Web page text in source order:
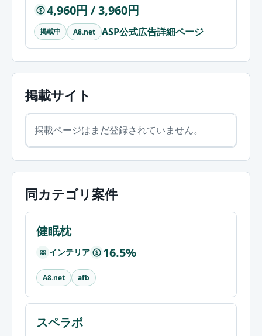
$ 4,960円 / 3,960円
掲載中 A8.net ASP公式広告詳細ページ
掲載サイト
掲載ページはまだ登録されていません。
同カテゴリ案件
健眠枕
インテリア $ 16.5%
A8.net afb
スペラボ